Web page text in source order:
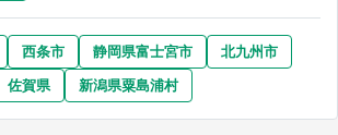
西条市 静岡県富士宮市
北九州市
佐賀県 新潟県粟島浦村